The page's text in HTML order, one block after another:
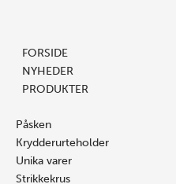
FORSIDE
NYHEDER
PRODUKTER
Påsken
Krydderurteholder
Unika varer
Strikkekrus
antal